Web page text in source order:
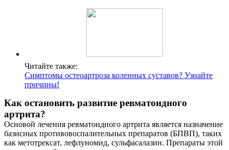
Читайте также:
Симптомы остеоартроза коленных суставов? Узнайте
причины!
Как остановить развитие ревматоидного
артрита?
Основой лечения ревматоидного артрита является назначение
базисных противовоспалительных препаратов (БПВП), таких
как метотрексат, лефлуномид, сульфасалазин. Препараты этой